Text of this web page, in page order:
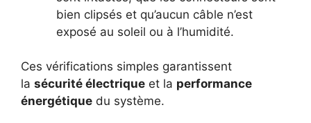
bien clipsés et qu’aucun câble n’est
exposé au soleil ou à l’humidité.
Ces vérifications simples garantissent
la sécurité électrique et la performance
énergétique du système.